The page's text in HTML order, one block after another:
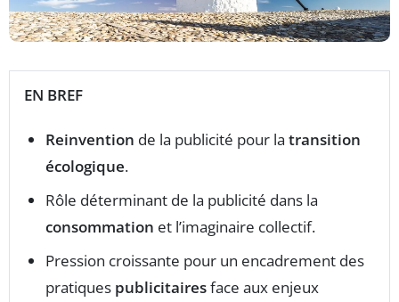
EN BREF
Reinvention de la publicité pour la transition
écologique.
Rôle déterminant de la publicité dans la
consommation et l’imaginaire collectif.
Pression croissante pour un encadrement des
pratiques publicitairesface aux enjeux